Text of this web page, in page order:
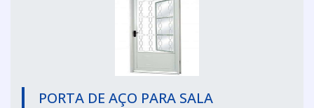
PORTA DE AÇO PARA SALA